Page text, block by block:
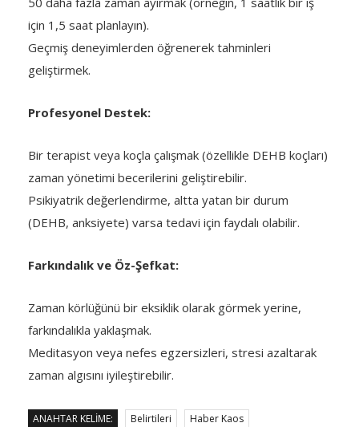
için 1,5 saat planlayın).
Geçmiş deneyimlerden öğrenerek tahminleri
geliştirmek.
Profesyonel Destek:
Bir terapist veya koçla çalışmak (özellikle DEHB koçları)
zaman yönetimi becerilerini geliştirebilir.
Psikiyatrik değerlendirme, altta yatan bir durum
(DEHB, anksiyete) varsa tedavi için faydalı olabilir.
Farkındalık ve Öz-Şefkat:
Zaman körlüğünü bir eksiklik olarak görmek yerine,
farkındalıkla yaklaşmak.
Meditasyon veya nefes egzersizleri, stresi azaltarak
zaman algısını iyileştirebilir.
ANAHTAR KELIME: Belirtileri
Haber Kaos